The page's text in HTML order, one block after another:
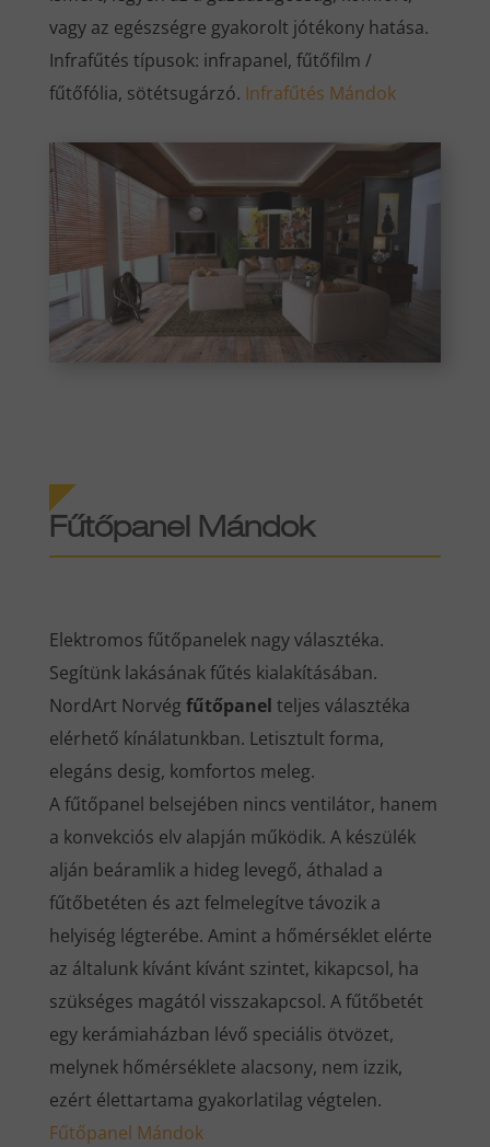
vagy az egészségre gyakorolt jótékony hatása.
Infrafűtés típusok: infrapanel, fűtőfilm /
fűtőfólia, sötétsugárzó. Infrafűtés Mándok
Fűtőpanel Mándok
Elektromos fűtőpanelek nagy választéka.
Segítünk lakásának fűtés kialakításában.
NordArt Norvég fűtőpanel teljes választéka
elérhető kínálatunkban. Letisztult forma,
elegáns desig, komfortos meleg.
A fűtőpanel belsejében nincs ventilátor, hanem
a konvekciós elv alapján működik. A készülék
alján beáramlik a hideg levegő, áthalad a
fűtőbetéten és azt felmelegítve távozik a
helyiség légterébe. Amint a hőmérséklet elérte
az általunk kívánt kívánt szintet, kikapcsol, ha
szükséges magától visszakapcsol. A fűtőbetét
egy kerámiaházban lévő speciális ötvözet,
melynek hőmérséklete alacsony, nem izzik,
ezért élettartama gyakorlatilag végtelen.
Fűtőpanel Mándok